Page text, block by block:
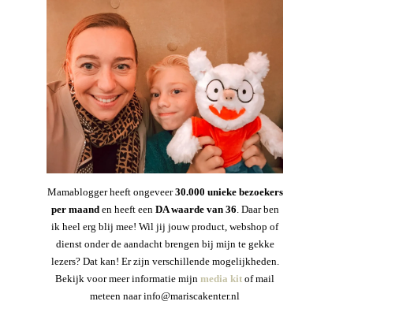
Mamablogger heeft ongeveer30.000 unieke bezoekers
per maanden heeft een DA waarde van 36. Daar ben
ik heel erg blij mee! Wil jij jouw product, webshop of
dienst onder de aandacht brengen bij mijn te gekke
lezers? Dat kan! Er zijn verschillende mogelijkheden.
Bekijk voor meer informatie mijn media kit of mail
meteen naar info@mariscakenter.nl